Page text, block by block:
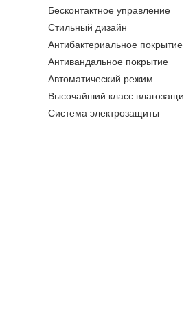
Бесконтактное управление
Стильный дизайн
Антибактериальное покрытие
Антивандальное покрытие
Автоматический режим
Высочайший класс
Система электрозащиты